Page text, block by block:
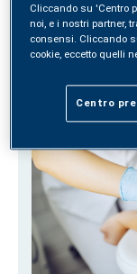
Cliccando su 'Centro
noi, e i nostri partner,
consensi. Cliccando
cookie, eccetto quelli
Centro